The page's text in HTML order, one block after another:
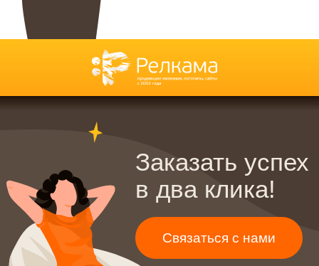
Политика конфиденциальности
©2003-2026, Digital-агентство Релкама. Все права защищены
Создание сайтов
Разработка логотипа
Дизайн наружной рекламы
Дизайн сувенирной продукции
Разработка сайта на Тильде
Рекламные тексты
Разработка слогана
GEO — продвижение ⭐
SEO — оптимизация сайта
SMM — продвижение
Контакты
Блог